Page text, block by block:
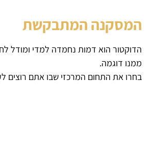
המסקנה המתבקשת
הדוקטור הוא דמות נחמדה למדי ומודל
ממנו דוגמה.
בחרו את התחום המרכזי שבו אתם רוצים